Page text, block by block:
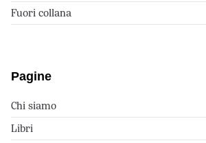
Fuori collana
Pagine
Chi siamo
Libri